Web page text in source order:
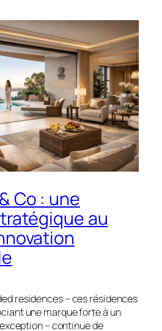
Co : une
au
residences– ces résidences
une marque forte à un
– continue de